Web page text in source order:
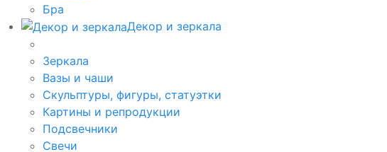
Бра
Декор и зеркала
Зеркала
Вазы и чаши
Скульптуры, фигуры, статуэтки
Картины и репродукции
Подсвечники
Свечи